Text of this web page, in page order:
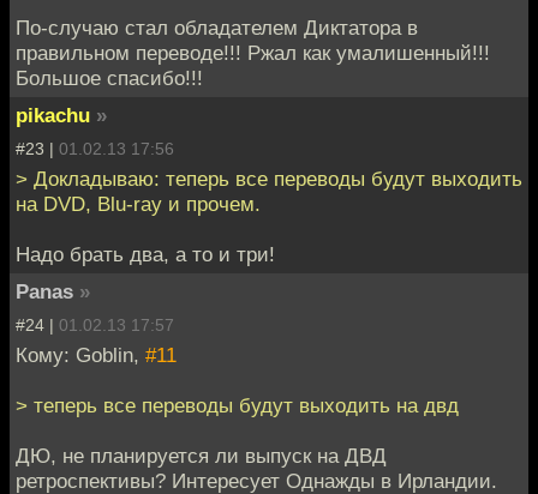
По-случаю стал обладателем Диктатора в
правильном переводе!!! Ржал как умалишенный!!!
Большое спасибо!!!
pikachu »
#23 | 01.02.13 17:56
> Докладываю: теперь все переводы будут выходить
на DVD, Blu-ray и прочем.
Надо брать два, а то и три!
Panas »
#24 | 01.02.13 17:57
Кому: Goblin, #11
> теперь все переводы будут выходить на двд
ДЮ, не планируется ли выпуск на ДВД
ретроспективы? Интересует Однажды в Ирландии.